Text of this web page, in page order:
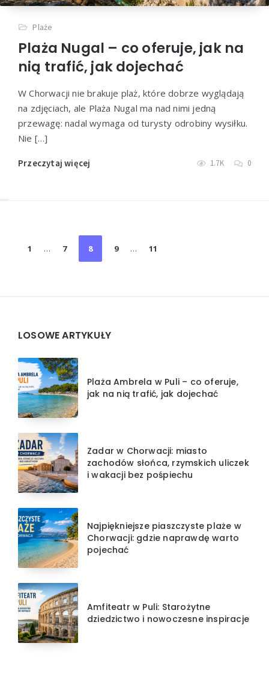
Plaże
Plaża Nugal – co oferuje, jak na
nią trafić, jak dojechać
W Chorwacji nie brakuje plaż, które dobrze wyglądają
na zdjęciach, ale Plaża Nugal ma nad nimi jedną
przewagę: nadal wymaga od turysty odrobiny wysiłku.
Nie […]
Przeczytaj więcej 1.7K 0
Stronicowanie
1 … 7 8 9 … 11
LOSOWE ARTYKUŁY
Plaża Ambrela w Puli – co oferuje,
jak na nią trafić, jak dojechać
Zadar w Chorwacji: miasto
zachodów słońca, rzymskich uliczek
i wakacji bez pośpiechu
Najpiękniejsze piaszczyste plaże w
Chorwacji: gdzie naprawdę warto
pojechać
Amfiteatr w Puli: Starożytne
dziedzictwo i nowoczesne inspiracje